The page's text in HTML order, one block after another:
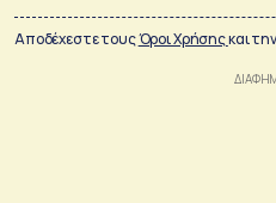
Αποδέχεστε τουςΌροι Χρήσηςκαι την